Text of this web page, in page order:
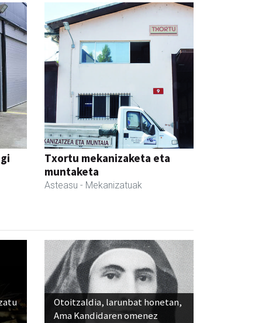
Txortu mekanizaketa eta
muntaketa
Asteasu - Mekanizatuak
Otoitzaldia, larunbat honetan,
Ama Kandidaren omenez